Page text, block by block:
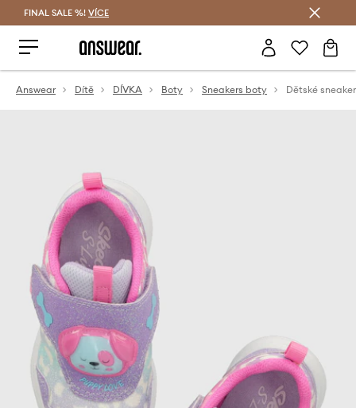
FINAL SALE %! VÍCE
Answear Dítě DÍVKA Boty Sneakers boty